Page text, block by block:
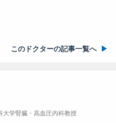
このドクターの記事一覧へ
大学腎臓・高血圧内科教授